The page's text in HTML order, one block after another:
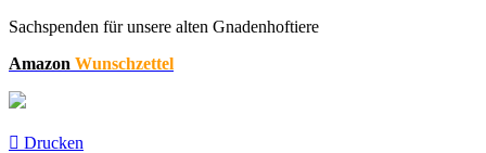
Sachspenden für unsere alten Gnadenhoftiere
Amazon Wunschzettel
Drucken